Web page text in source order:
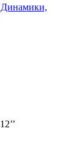
Динамики,